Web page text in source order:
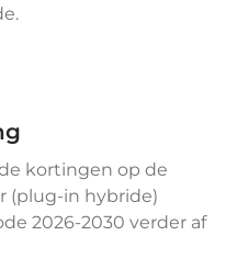
kortingen op de
(plug-in hybride)
2026-2030 verder af